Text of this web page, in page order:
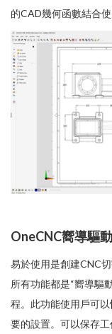
的CAD幾何函數結合
OneCNC嚮導驅
易於使用是創建CNC
所有功能都是“嚮導驅
程。此功能使用戶可
要的設置。可以保存工